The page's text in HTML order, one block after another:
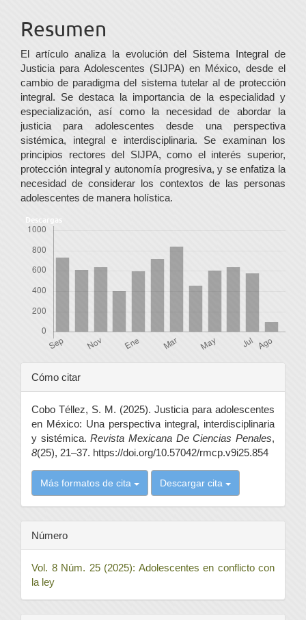
artículo
Resumen
El artículo analiza la evolución del Sistema Integral de
Justicia para Adolescentes (SIJPA) en México, desde el
cambio de paradigma del sistema tutelar al de protección
integral. Se destaca la importancia de la especialidad y
especialización, así como la necesidad de abordar la
justicia para adolescentes desde una perspectiva
sistémica, integral e interdisciplinaria. Se examinan los
principios rectores del SIJPA, como el interés superior,
protección integral y autonomía progresiva, y se enfatiza la
necesidad de considerar los contextos de las personas
adolescentes de manera holística.
Descargas
Detalles
del
artículo
Cómo citar
Cobo Téllez, S. M. (2025). Justicia para adolescentes
en México: Una perspectiva integral, interdisciplinaria
y sistémica.Revista Mexicana De Ciencias Penales,
8(25), 21–37. https://doi.org/10.57042/rmcp.v9i25.854
Más formatos de cita Descargar cita
Número
Vol. 8 Núm. 25 (2025): Adolescentes en conflicto con
la ley